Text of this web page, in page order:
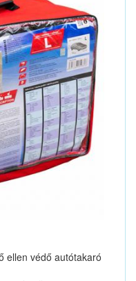
ellen védő autótakaró